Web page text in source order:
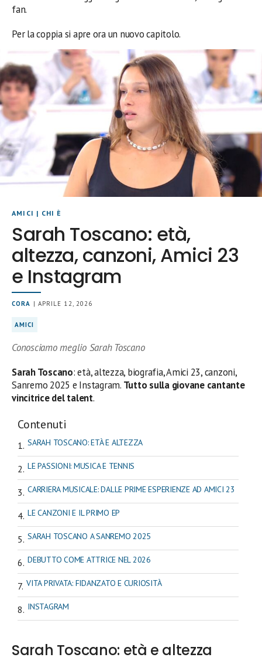
fan.
Per la coppia si apre ora un nuovo capitolo.
AMICI | CHI È
Sarah Toscano: età,
altezza, canzoni, Amici 23
e Instagram
CORA | APRILE 12, 2026
AMICI
Conosciamo meglio Sarah Toscano
Sarah Toscano: età, altezza, biografia, Amici 23, canzoni,
Sanremo 2025 e Instagram. Tutto sulla giovane cantante
vincitrice del talent.
Contenuti
SARAH TOSCANO: ETÀ E ALTEZZA
LE PASSIONI: MUSICA E TENNIS
CARRIERA MUSICALE: DALLE PRIME ESPERIENZE AD AMICI 23
LE CANZONI E IL PRIMO EP
SARAH TOSCANO A SANREMO 2025
DEBUTTO COME ATTRICE NEL 2026
VITA PRIVATA: FIDANZATO E CURIOSITÀ
INSTAGRAM
Sarah Toscano: età e altezza